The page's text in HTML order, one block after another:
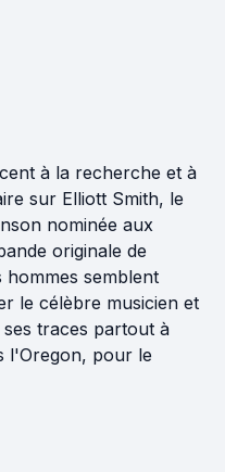
à la recherche et à
sur Elliott Smith, le
nominée aux
originale de
hommes semblent
le célèbre musicien et
traces partout à
l'Oregon, pour le